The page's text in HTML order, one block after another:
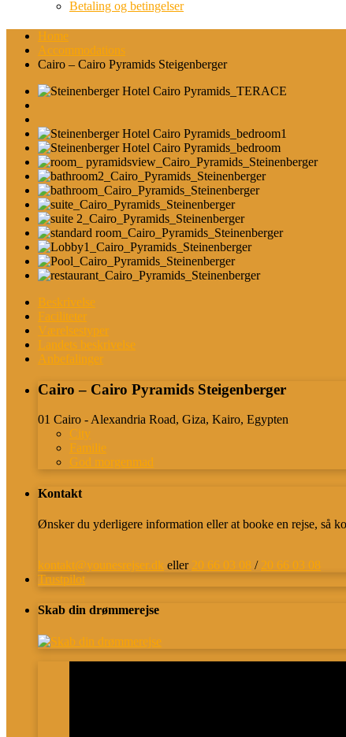
Betaling og betingelser
Home
Accommodations
Cairo – Cairo Pyramids Steigenberger
Beskrivelse
Faciliteter
Værelsestyper
Landets beskrivelse
Anbefalinger
Cairo – Cairo Pyramids Steigenberger
01 Cairo - Alexandria Road, Giza, Kairo, Egypten
City
Familie
God morgenmad
Kontakt
Ønsker du yderligere information eller at booke en rejse, så
kontakt@younesrejser.dk eller 20 66 03 08 / 20 66 03 08
Trustpilot
Skab din drømmerejse